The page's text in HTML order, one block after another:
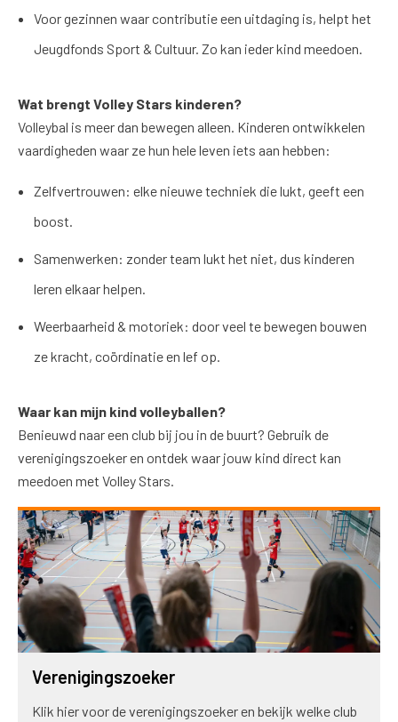
Voor gezinnen waar contributie een uitdaging is, helpt het
Jeugdfonds Sport & Cultuur. Zo kan ieder kind meedoen.
Wat brengt Volley Stars kinderen?
Volleybal is meer dan bewegen alleen. Kinderen ontwikkelen
vaardigheden waar ze hun hele leven iets aan hebben:
Zelfvertrouwen: elke nieuwe techniek die lukt, geeft een
boost.
Samenwerken: zonder team lukt het niet, dus kinderen
leren elkaar helpen.
Weerbaarheid & motoriek: door veel te bewegen bouwen
ze kracht, coördinatie en lef op.
Waar kan mijn kind volleyballen?
Benieuwd naar een club bij jou in de buurt? Gebruik de
verenigingszoeker en ontdek waar jouw kind direct kan
meedoen met Volley Stars.
Verenigingszoeker
Klik hier voor de verenigingszoeker en bekijk welke club